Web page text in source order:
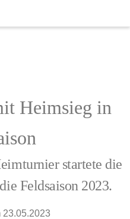
Heimsieg in
startete die
Feldsaison 2023.
23.05.2023